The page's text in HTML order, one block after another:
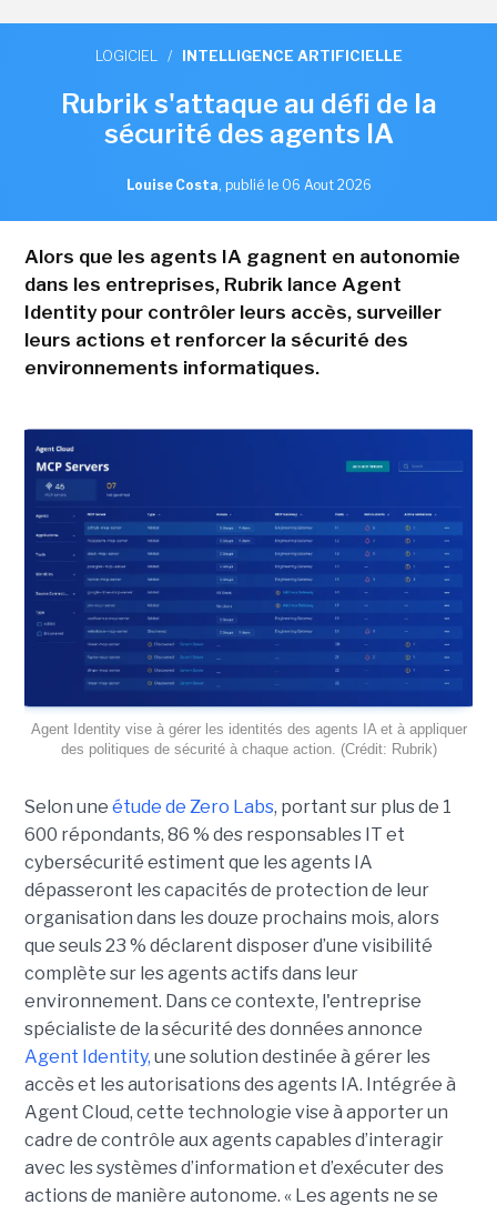
LOGICIEL / INTELLIGENCE ARTIFICIELLE
Rubrik s'attaque au défi de la
sécurité des agents IA
Louise Costa, publié le 06 Aout 2026
Alors que les agents IA gagnent en autonomie
dans les entreprises, Rubrik lance Agent
Identity pour contrôler leurs accès, surveiller
leurs actions et renforcer la sécurité des
environnements informatiques.
Agent Identity vise à gérer les identités des agents IA et à appliquer
des politiques de sécurité à chaque action. (Crédit: Rubrik)
Selon une étude de Zero Labs, portant sur plus de 1
600 répondants, 86 % des responsables IT et
cybersécurité estiment que les agents IA
dépasseront les capacités de protection de leur
organisation dans les douze prochains mois, alors
que seuls 23 % déclarent disposer d’une visibilité
complète sur les agents actifs dans leur
environnement. Dans ce contexte, l'entreprise
spécialiste de la sécurité des données annonce
Agent Identity, une solution destinée à gérer les
accès et les autorisations des agents IA. Intégrée à
Agent Cloud, cette technologie vise à apporter un
cadre de contrôle aux agents capables d’interagir
avec les systèmes d’information et d’exécuter des
actions de manière autonome. « Les agents ne se